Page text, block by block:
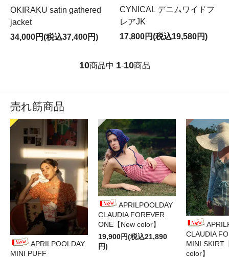
OKIRAKU satin gathered
jacket
34,000円(税込37,400円)
CYNICAL デニムワイドフ
レアJK
17,800円(税込19,580円)
10商品中 1-10商品
売れ筋商品
APRILPOOLDAY
MINI PUFF
APRILPOOLDAY
CLAUDIA FOREVER
ONE【New color】
19,900円(税込21,890
円)
CLAUDIA
MINI SKIRT
color】